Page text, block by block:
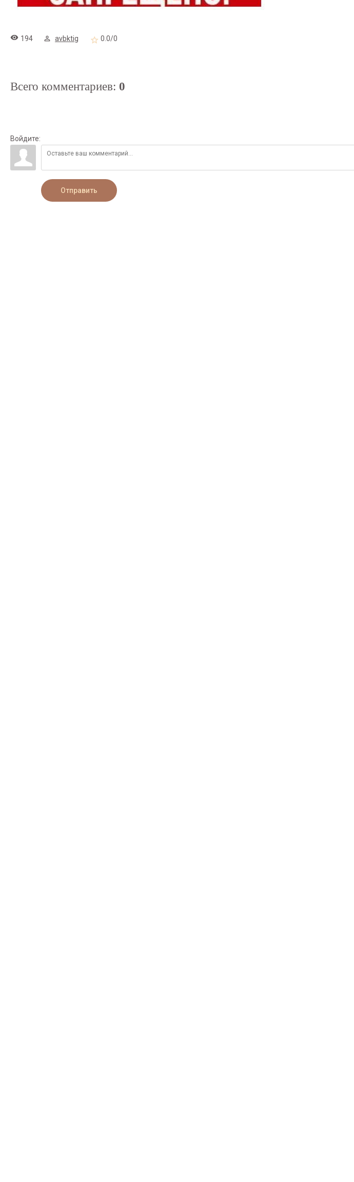
194 avbktig 0.0/0
Всего комментариев: 0
Войдите:
Отправить